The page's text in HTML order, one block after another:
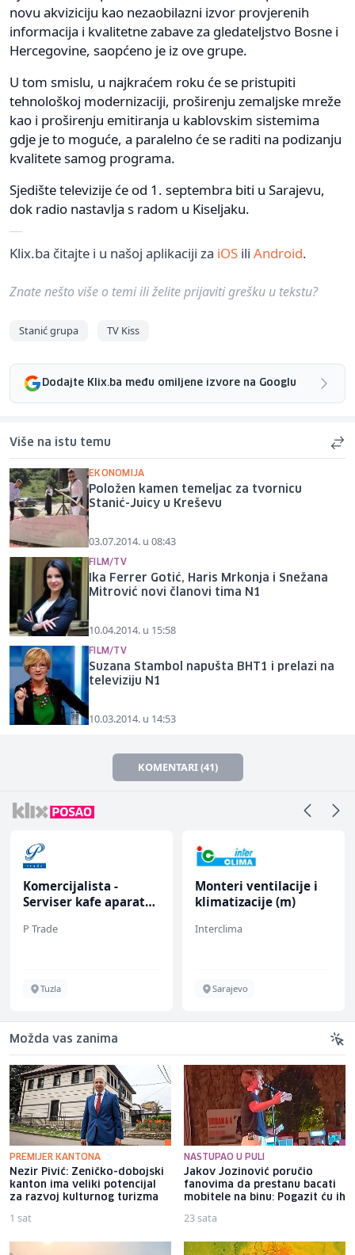
novu akviziciju kao nezaobilazni izvor provjerenih
informacija i kvalitetne zabave za gledateljstvo Bosne i
Hercegovine, saopćeno je iz ove grupe.
U tom smislu, u najkraćem roku će se pristupiti
tehnološkoj modernizaciji, proširenju zemaljske mreže
kao i proširenju emitiranja u kablovskim sistemima
gdje je to moguće, a paralelno će se raditi na podizanju
kvalitete samog programa.
Sjedište televizije će od 1. septembra biti u Sarajevu,
dok radio nastavlja s radom u Kiseljaku.
Klix.ba čitajte i u našoj aplikaciji za iOS ili Android.
Znate nešto više o temi ili želite prijaviti grešku u tekstu?
Stanić grupa TV Kiss
Dodajte Klix.ba među omiljene izvore na Googlu
Više na istu temu
EKONOMIJA
Položen kamen temeljac za tvornicu
Stanić-Juicy u Kreševu
03.07.2014. u 08:43
FILM/TV
Ika Ferrer Gotić, Haris Mrkonja i Snežana
Mitrović novi članovi tima N1
10.04.2014. u 15:58
FILM/TV
Suzana Stambol napušta BHT1 i prelazi na
televiziju N1
10.03.2014. u 14:53
KOMENTARI (41)
Komercijalista -
Serviser kafe aparata
P Trade
Tuzla
Monteri ventilacije i
klimatizacije (m)
Interclima
Sarajevo
Možda vas zanima
PREMIJER KANTONA
Nezir Pivić: Zeničko-dobojski
kanton ima veliki potencijal
za razvoj kulturnog turizma
1 sat
NASTUPAO U PULI
Jakov Jozinović poručio
fanovima da prestanu bacati
mobitele na binu: Pogazit ću ih
23 sata